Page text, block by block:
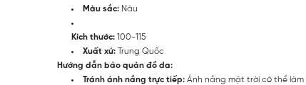
Màu sắc: Nâu
Kích thước: 100-115
Xuất xứ: Trung Quốc
Hướng dẫn bảo quản đồ da:
Tránh ánh nắng trực tiếp: Ánh nắng mặt trời có thể